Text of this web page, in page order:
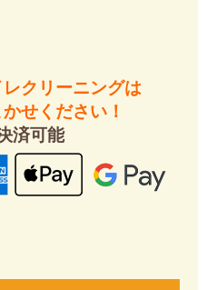
クリーニングは
せください！
済可能